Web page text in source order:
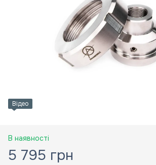
Відео
В наявності
5 795 грн